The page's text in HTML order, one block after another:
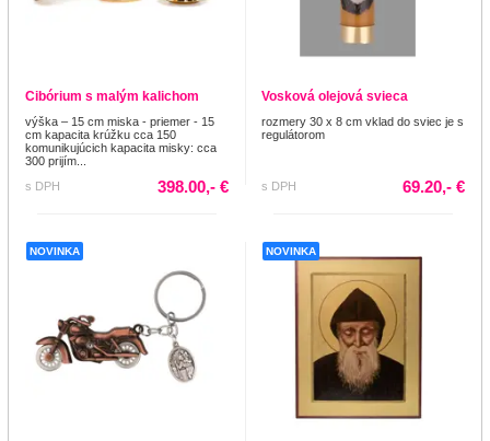
Cibórium s malým kalichom
výška – 15 cm miska - priemer - 15
cm kapacita krúžku cca 150
komunikujúcich kapacita misky: cca
300 prijím...
s DPH
398.00,- €
Vosková olejová svieca
rozmery 30 x 8 cm vklad do sviec je s
regulátorom
s DPH 69.20,- €
NOVINKA NOVINKA